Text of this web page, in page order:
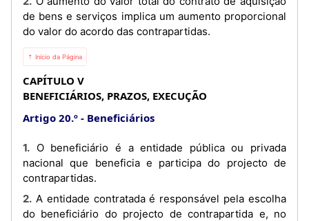
de bens e serviços implica um aumento proporcional
do valor do acordo das contrapartidas.
⇡ Início da Página
CAPÍTULO V
BENEFICIÁRIOS, PRAZOS, EXECUÇÃO
Artigo 20.º
Beneficiários
1. O beneficiário é a entidade pública ou privada
nacional que beneficia e participa do projecto de
contrapartidas.
2. A entidade contratada é responsável pela escolha
do beneficiário do projecto de contrapartida e, no